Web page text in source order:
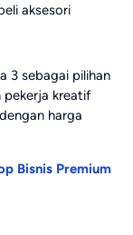
aksesori
3 sebagai pilihan
pekerja kreatif
harga
Bisnis Premium